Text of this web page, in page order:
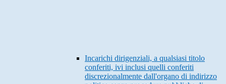
Incarichi dirigenziali, a qualsiasi titolo
conferiti, ivi inclusi quelli conferiti
discrezionalmente dall'organo di indirizzo